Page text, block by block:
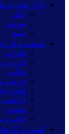
بازار پولی و
بانک
بورس
بیمه
صنعت و
فلزات
انرژی
غذایی
چرم و
لوازم
معدنی
چاپ و
کسب و